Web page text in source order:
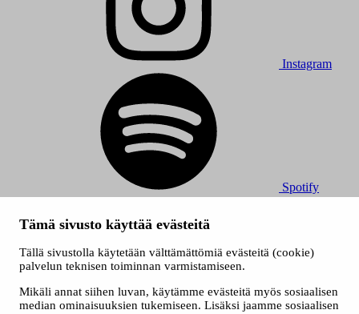
Tämä sivusto käyttää evästeitä
Tällä sivustolla käytetään välttämättömiä evästeitä (cookie)
palvelun teknisen toiminnan varmistamiseen.
Mikäli annat siihen luvan, käytämme evästeitä myös sosiaalisen
median ominaisuuksien tukemiseen. Lisäksi jaamme sosiaalisen
Instagram
Spotify
Kaikki oikeudet muutoksiin pidätetään.
Saavutettavuusseloste
Tietosuojaselosteet